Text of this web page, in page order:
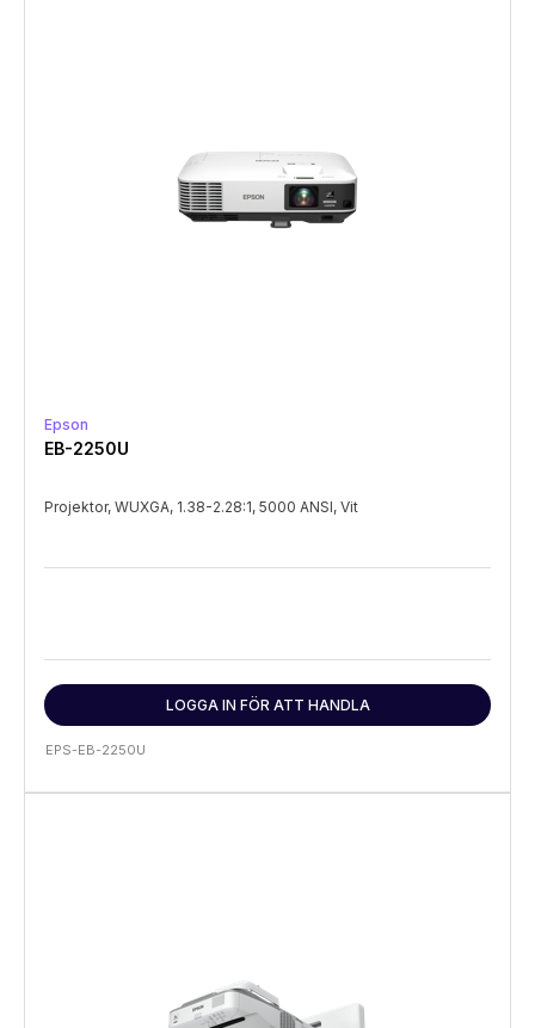
Epson
EB-2250U
Projektor, WUXGA, 1.38-2.28:1, 5000 ANSI, Vit
LOGGA IN FÖR ATT HANDLA
EPS-EB-2250U